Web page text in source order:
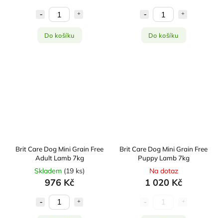
Do košíku Do košíku
Brit Care Dog Mini Grain Free
Adult Lamb 7kg
Skladem (19 ks)
976 Kč
Brit Care Dog Mini Grain Free
Puppy Lamb 7kg
Na dotaz
1 020 Kč